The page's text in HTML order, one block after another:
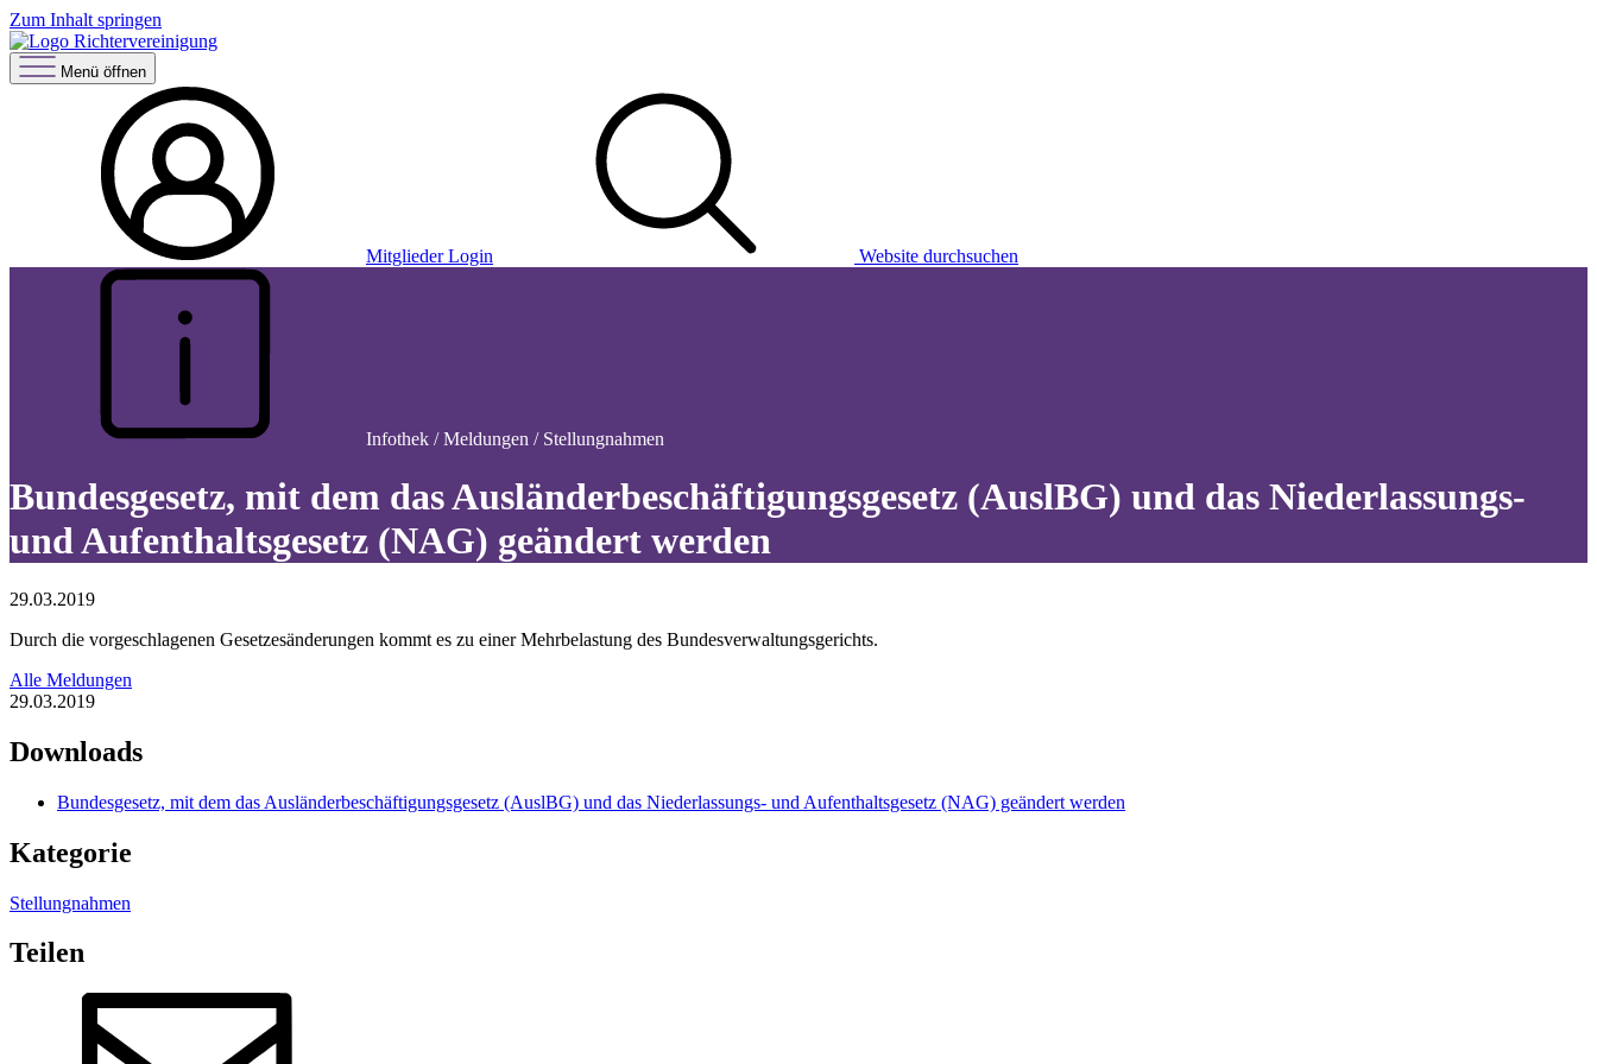
Zum Inhalt springen
Menü öffnen
Mitglieder Login Website durchsuchen
Infothek / Meldungen / Stellungnahmen
Bundesgesetz, mit dem das Ausländerbeschäftigungsgesetz (AuslBG) und das Niederlassungs-
und Aufenthaltsgesetz (NAG) geändert werden
29.03.2019
Durch die vorgeschlagenen Gesetzesänderungen kommt es zu einer Mehrbelastung des Bundesverwaltungsgerichts.
Alle Meldungen
29.03.2019
Downloads
Bundesgesetz, mit dem das Ausländerbeschäftigungsgesetz (AuslBG) und das Niederlassungs- und Aufenthaltsgesetz (NAG) geändert werden
Kategorie
Stellungnahmen
Teilen